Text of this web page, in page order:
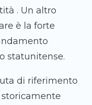
. Un altro
è la forte
statunitense.
di riferimento